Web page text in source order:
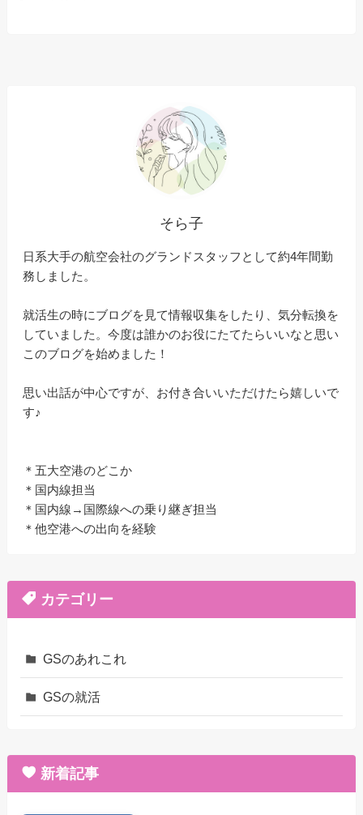
そら子
日系大手の航空会社のグランドスタッフとして約4年間勤
務しました。
就活生の時にブログを見て情報収集をしたり、気分転換を
していました。今度は誰かのお役にたてたらいいなと思い
このブログを始めました！
思い出話が中心ですが、お付き合いいただけたら嬉しいで
す♪
＊五大空港のどこか
＊国内線担当
＊国内線→国際線への乗り継ぎ担当
＊他空港への出向を経験
カテゴリー
GSのあれこれ
GSの就活
新着記事